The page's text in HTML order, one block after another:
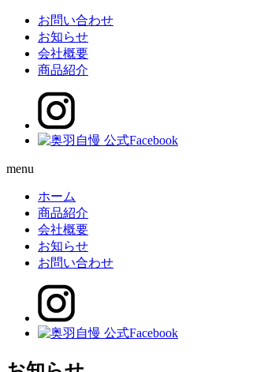
お問い合わせ
お知らせ
会社概要
商品紹介
menu
ホーム
商品紹介
会社概要
お知らせ
お問い合わせ